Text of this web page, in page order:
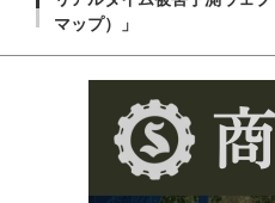
マップ）」